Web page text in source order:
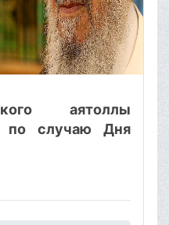
аятоллы
по случаю Дня